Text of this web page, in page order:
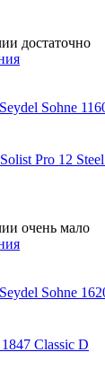
Pro 12
Classic D